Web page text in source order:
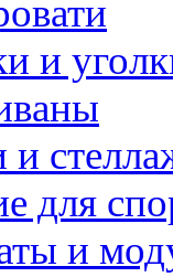
и
для
и